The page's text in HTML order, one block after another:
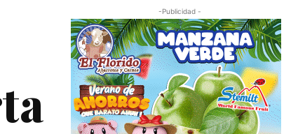
-Publicidad -